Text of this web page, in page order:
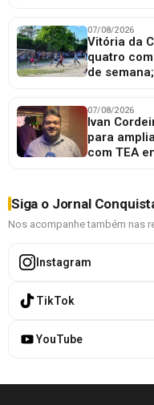
07/08/2026
Vitória da
quatro
de
07/08/2026
Ivan
para
com TEA
Siga o Jornal
Nos acompanhe também nas
Instagram
TikTok
YouTube